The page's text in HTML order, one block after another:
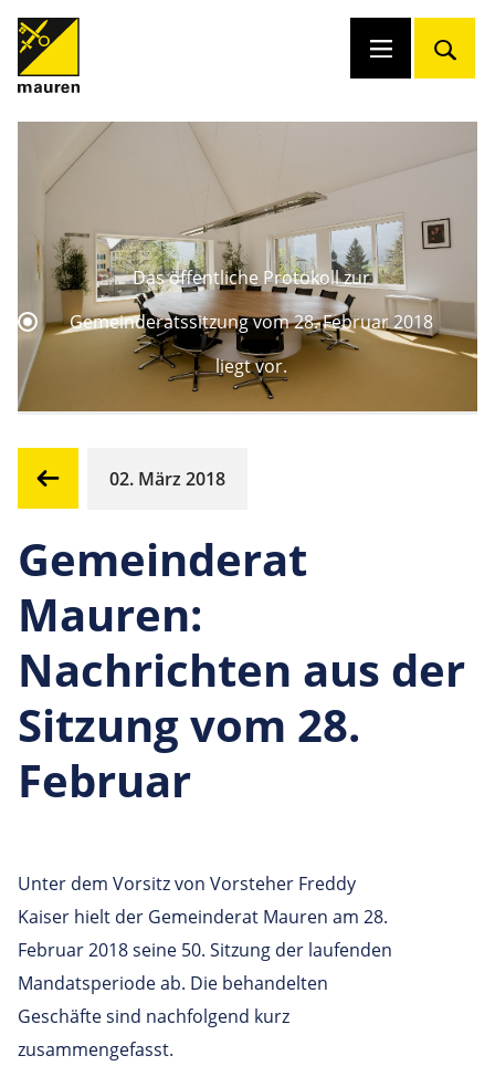
Das öffentliche Protokoll zur
Gemeinderatssitzung vom 28. Februar 2018
liegt vor.
02. März 2018
Gemeinderat
Mauren:
Nachrichten aus der
Sitzung vom 28.
Februar
Unter dem Vorsitz von Vorsteher Freddy
Kaiser hielt der Gemeinderat Mauren am 28.
Februar 2018 seine 50. Sitzung der laufenden
Mandatsperiode ab. Die behandelten
Geschäfte sind nachfolgend kurz
zusammengefasst.